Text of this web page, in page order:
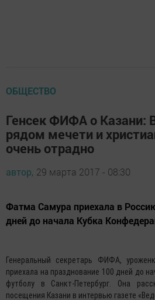
ОБЩЕСТВО
Генсек ФИФА о Казани:
рядом мечети и
очень отрадно
автор, 29 марта 2017 - 08:30
Фатма Самура приехала в
дней до начала Кубка
Генеральный секретарь ФИФА,
приехала на празднование 100 дней до
футболу в Санкт-Петербург. Она
посещения Казани в интервью газете